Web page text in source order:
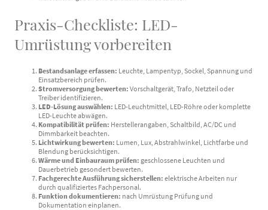
Praxis-Checkliste: LED-
Umrüstung vorbereiten
Bestandsanlage erfassen: Leuchte, Lampentyp, Sockel, Spannung und
Einsatzbereich prüfen.
Stromversorgung bewerten: Vorschaltgerät, Trafo, Netzteil oder
Treiber identifizieren.
LED-Lösung auswählen: LED-Leuchtmittel, LED-Röhre oder komplette
LED-Leuchte abwägen.
Kompatibilität prüfen: Herstellerangaben, Schaltbild, AC/DC und
Dimmbarkeit beachten.
Lichtwirkung bewerten: Lumen, Lux, Abstrahlwinkel, Lichtfarbe und
Blendung berücksichtigen.
Wärme und Einbauraum prüfen: geschlossene Leuchten und
Dauerbetrieb gesondert bewerten.
Fachgerechte Ausführung sicherstellen: elektrische Arbeiten nur
durch qualifiziertes Fachpersonal.
Funktion dokumentieren: nach Umrüstung Prüfung und
Dokumentation einplanen.